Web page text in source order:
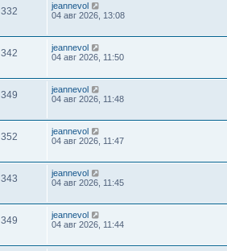
332
jeannevol
04 авг 2026, 13:08
342
jeannevol
04 авг 2026, 11:50
349
jeannevol
04 авг 2026, 11:48
352
jeannevol
04 авг 2026, 11:47
343
jeannevol
04 авг 2026, 11:45
349
jeannevol
04 авг 2026, 11:44